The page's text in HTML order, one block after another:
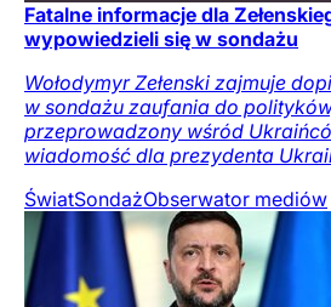
Fatalne informacje dla
wypowiedzieli się w sondażu
Wołodymyr Zełenski zajmuje
w sondażu zaufania do
przeprowadzony wśród
wiadomość dla prezydenta
ŚwiatSondażObserwator mediów